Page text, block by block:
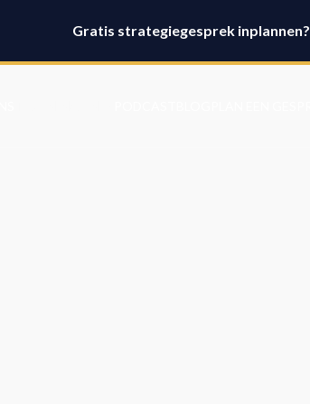
Gratis strategiegesprek inplannen?